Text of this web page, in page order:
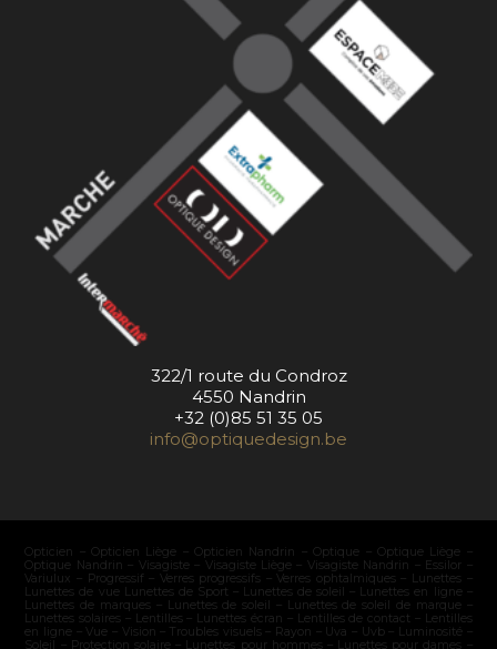
322/1 route du Condroz
4550 Nandrin
+32 (0)85 51 35 05
info@optiquedesign.be
Opticien – Opticien Liège – Opticien Nandrin – Optique – Optique Liège –
Optique Nandrin – Visagiste – Visagiste Liège – Visagiste Nandrin – Essilor –
Variulux – Progressif – Verres progressifs – Verres ophtalmiques – Lunettes –
Lunettes de vue Lunettes de Sport – Lunettes de soleil – Lunettes en ligne –
Lunettes de marques – Lunettes de soleil – Lunettes de soleil de marque –
Lunettes solaires – Lentilles – Lunettes écran – Lentilles de contact – Lentilles
en ligne – Vue – Vision – Troubles visuels – Rayon – Uva – Uvb – Luminosité –
Soleil – Protection solaire – Lunettes pour hommes – Lunettes pour dames –